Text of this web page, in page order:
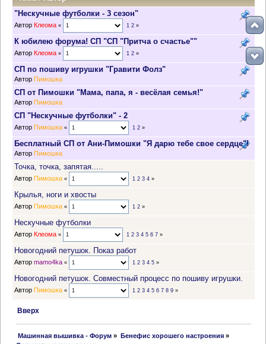
"Нескучные футболки - 3 сезон"
Автор Клеома « 1 2»
К юбилею форума! СП "СП "Притча о счастье""
Автор Клеома « 1 2»
СП по пошиву игрушки "Гравити Фолз"
Автор Пимошка
СП от Пимошки "Мама, папа, я - весёлая семья!"
Автор Пимошка
СП "Нескучные футболки" - 2
Автор Пимошка « 1 2»
Бесплатный СП от Ани-Пимошки "Я дарю тебе свое сердце"!
Автор Пимошка
Точка, точка, запятая.....
Автор Пимошка « 1 2 3 4»
Крылья, ноги и хвосты
Автор Пимошка « 1 2»
Нескучные футболки
Автор Клеома « 1 2 3 4 5 6 7»
Новогодний петушок. Показ работ
Автор mamo4ka « 1 2 3 4 5»
Новогодний петушок. Совместный процесс по пошиву игрушки.
Автор Пимошка « 1 2 3 4 5 6 7 8 9»
Вверх
Машинная вышивка - Форум » Бенефис хорошего настроения»